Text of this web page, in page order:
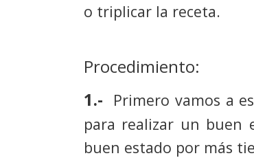
o triplicar la receta.
Procedimiento:
1.-
Primero vamos a
para realizar un buen
buen estado por más